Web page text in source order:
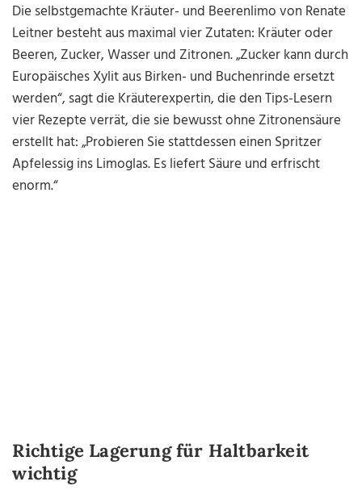
Die selbstgemachte Kräuter- und Beerenlimo von Renate
Leitner besteht aus maximal vier Zutaten: Kräuter oder
Beeren, Zucker, Wasser und Zitronen. „Zucker kann durch
Europäisches Xylit aus Birken- und Buchenrinde ersetzt
werden“, sagt die Kräuterexpertin, die den Tips-Lesern
vier Rezepte verrät, die sie bewusst ohne Zitronensäure
erstellt hat: „Probieren Sie stattdessen einen Spritzer
Apfelessig ins Limoglas. Es liefert Säure und erfrischt
enorm.“
Richtige Lagerung für Haltbarkeit
wichtig